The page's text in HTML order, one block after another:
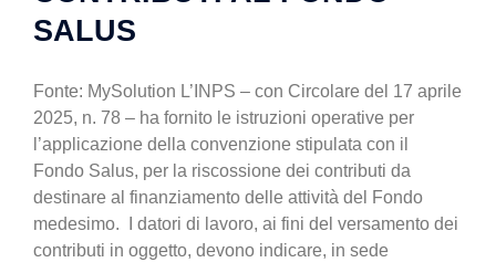
SALUS
Fonte: MySolution L’INPS – con Circolare del 17 aprile
2025, n. 78 – ha fornito le istruzioni operative per
l’applicazione della convenzione stipulata con il
Fondo Salus, per la riscossione dei contributi da
destinare al finanziamento delle attività del Fondo
medesimo. I datori di lavoro, ai fini del versamento dei
contributi in oggetto, devono indicare, in sede